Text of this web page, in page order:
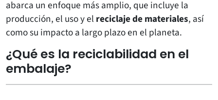
abarca un enfoque más amplio, que incluye la
producción, el uso y el reciclaje de materiales, así
como su impacto a largo plazo en el planeta.
¿Qué es la reciclabilidad en el
embalaje?